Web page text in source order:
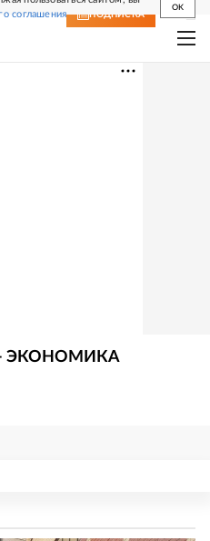
соглашения
OK
ПОДПИСКА
- ЭКОНОМИКА